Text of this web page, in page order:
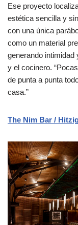
Ese proyecto
estética sencilla y
con una única
como un material
generando
y el cocinero.
de punta a punta
casa.”
The Nim Bar /